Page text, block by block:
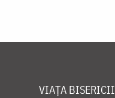
VIAȚA BISERICII